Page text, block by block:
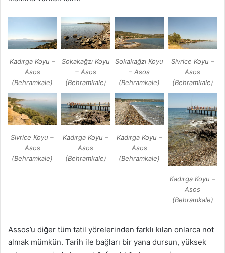
Kadırga Koyu –
Asos
(Behramkale)
Sokakağzı Koyu
– Asos
(Behramkale)
Sokakağzı Koyu
– Asos
(Behramkale)
Sivrice Koyu –
Asos
(Behramkale)
Sivrice Koyu –
Asos
(Behramkale)
Kadırga Koyu –
Asos
(Behramkale)
Kadırga Koyu –
Asos
(Behramkale)
Kadırga Koyu –
Asos
(Behramkale)
Assos’u diğer tüm tatil yörelerinden farklı kılan onlarca not
almak mümkün. Tarih ile bağları bir yana dursun, yüksek